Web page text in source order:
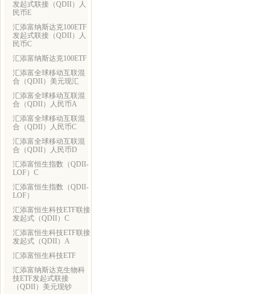
发起式联接（QDII）人
民币E
汇添富纳斯达克100ETF
发起式联接（QDII）人
民币C
汇添富纳斯达克100ETF
汇添富全球移动互联混
合（QDII）美元现汇
汇添富全球移动互联混
合（QDII）人民币A
汇添富全球移动互联混
合（QDII）人民币C
汇添富全球移动互联混
合（QDII）人民币D
汇添富恒生指数（QDII-
LOF）C
汇添富恒生指数（QDII-
LOF）
汇添富恒生科技ETF联接
发起式（QDII）C
汇添富恒生科技ETF联接
发起式（QDII）A
汇添富恒生科技ETF
汇添富纳斯达克生物科
技ETF发起式联接
（QDII）美元现钞